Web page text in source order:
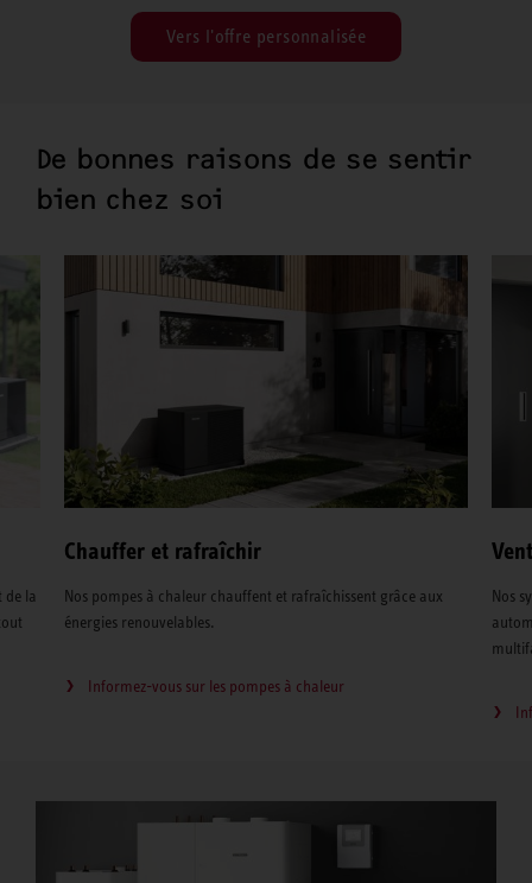
Vers l'offre personnalisée
De bonnes raisons de se sentir
bien chez soi
la
Chauffer et rafraîchir
Nos pompes à chaleur chauffent et rafraîchissent grâce aux
énergies renouvelables.
Informez-vous sur les pompes à chaleur
Nos